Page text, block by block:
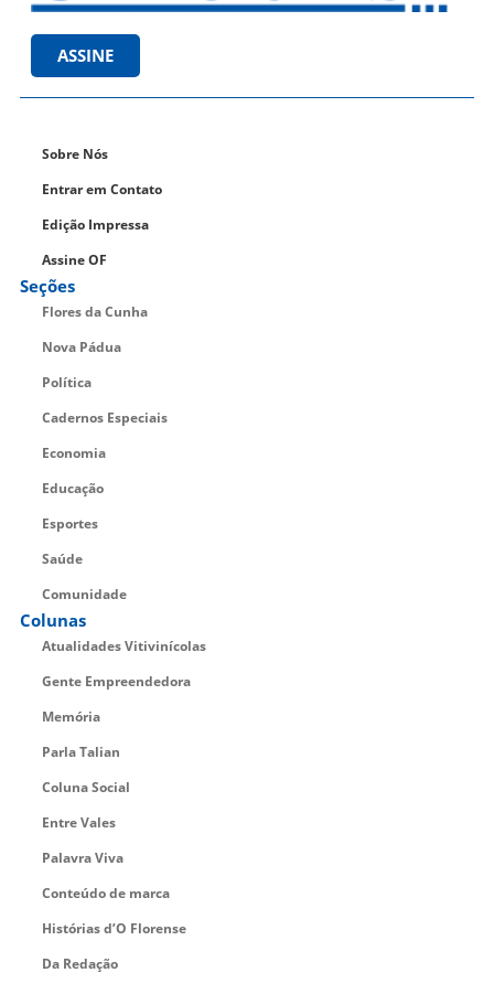
ASSINE
Sobre Nós
Entrar em Contato
Edição Impressa
Assine OF
Seções
Flores da Cunha
Nova Pádua
Política
Cadernos Especiais
Economia
Educação
Esportes
Saúde
Comunidade
Colunas
Atualidades Vitivinícolas
Gente Empreendedora
Memória
Parla Talian
Coluna Social
Entre Vales
Palavra Viva
Conteúdo de marca
Histórias d’O Florense
Da Redação